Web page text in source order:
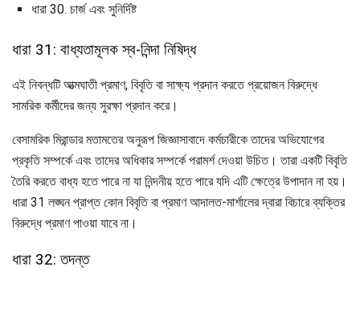
ধারা 30. চার্জ এবং সুনির্দিষ্ট
ধারা 31: বাধ্যতামূলক স্ব-নিন্দা নিষিদ্ধ
এই নিবন্ধটি আত্মঘাতী প্রমাণ, বিবৃতি বা সাক্ষ্য প্রদান করতে প্রয়োজন বিরুদ্ধে
সামরিক কর্মীদের জন্য সুরক্ষা প্রদান করে।
বেসামরিক মিরান্ডার মতামতের অনুরূপ জিজ্ঞাসাবাদে কর্মচারীকে তাদের অভিযোগের
প্রকৃতি সম্পর্কে এবং তাদের অধিকার সম্পর্কে পরামর্শ দেওয়া উচিত। তারা একটি বিবৃতি
তৈরি করতে বাধ্য হতে পারে না যা নিন্দনীয় হতে পারে যদি এটি ক্ষেত্রে উপাদান না হয়।
ধারা 31 লঙ্ঘন প্রাপ্ত কোন বিবৃতি বা প্রমাণ আদালত-মার্শালের দ্বারা বিচারে ব্যক্তির
বিরুদ্ধে প্রমাণ পাওয়া যাবে না।
ধারা 32: তদন্ত